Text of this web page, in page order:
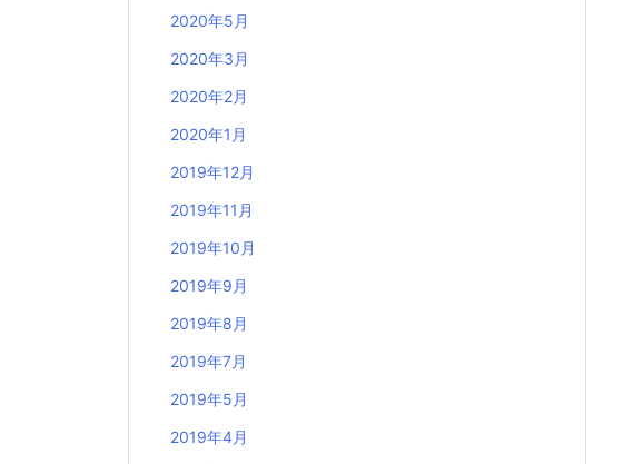
2020年5月
2020年3月
2020年2月
2020年1月
2019年12月
2019年11月
2019年10月
2019年9月
2019年8月
2019年7月
2019年5月
2019年4月